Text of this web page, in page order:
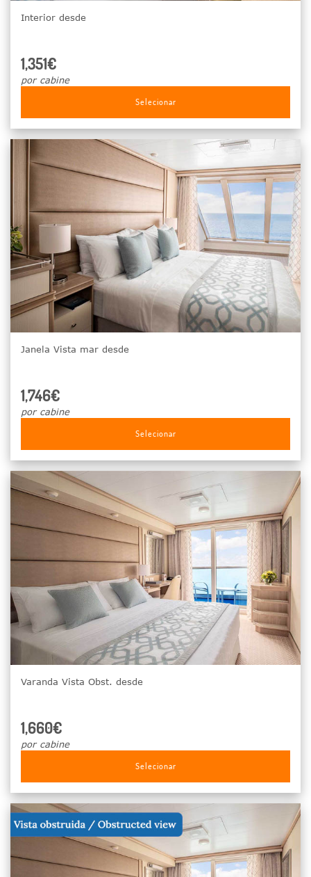
Interior desde
1,351€
por cabine
Selecionar
Janela Vista mar desde
1,746€
por cabine
Selecionar
Varanda Vista Obst. desde
1,660€
por cabine
Selecionar